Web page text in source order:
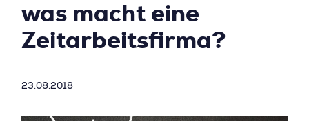
was macht eine
Zeitarbeitsfirma?
23.08.2018